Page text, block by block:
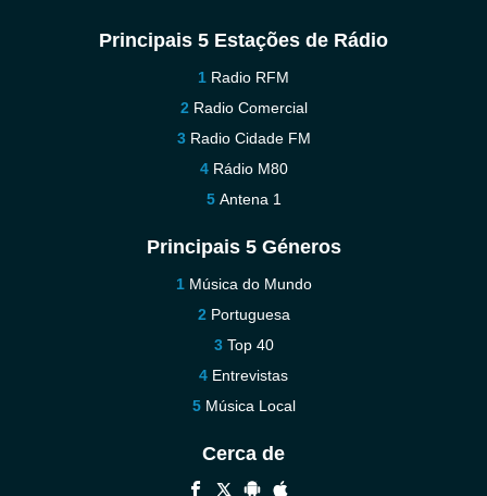
Principais 5 Estações de Rádio
Radio RFM
Radio Comercial
Radio Cidade FM
Rádio M80
Antena 1
Principais 5 Géneros
Música do Mundo
Portuguesa
Top 40
Entrevistas
Música Local
Cerca de